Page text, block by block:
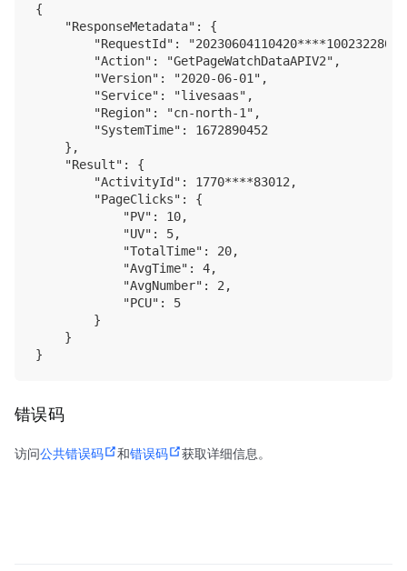
{
    "ResponseMetadata": {
"RequestId":
        "Action": "GetPageWatchDataAPIV2",
        "Version": "2020-06-01",
        "Service": "livesaas",
        "Region": "cn-north-1",
        "SystemTime": 1672890452
    },
    "Result": {
        "ActivityId": 1770****83012,
        "PageClicks": {
            "PV": 10,
            "UV": 5,
            "TotalTime": 20,
            "AvgTime": 4,
            "AvgNumber": 2,
            "PCU": 5
        }
    }
错误码
访问公共错误码 和错误码 获取详细信息。